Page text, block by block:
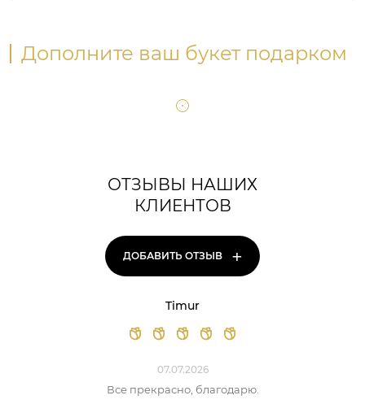
Дополните ваш букет подарком
ОТЗЫВЫ НАШИХ
КЛИЕНТОВ
ДОБАВИТЬ ОТЗЫВ +
Timur
07.07.2026
Все прекрасно, благодарю.